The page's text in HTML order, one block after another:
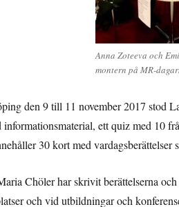
Anna Zoteeva och
montern på MR-
den 9 till 11 november 2017 stod
ett quiz med 10
30 kort med
Chöler har skrivit berättelserna
och vid utbildningar och